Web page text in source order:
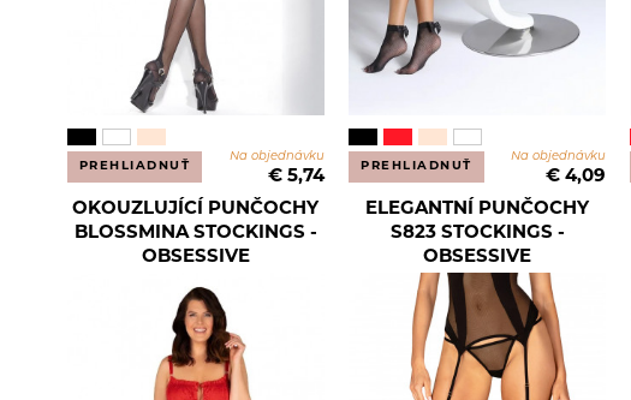
PREHLIADNUŤ
Na objednávku
€ 5,74
PREHLIADNUŤ
Na objednávku
€ 4,09
OKOUZLUJÍCÍ PUNČOCHY
BLOSSMINA STOCKINGS -
OBSESSIVE
ELEGANTNÍ PUNČOCHY
S823 STOCKINGS -
OBSESSIVE